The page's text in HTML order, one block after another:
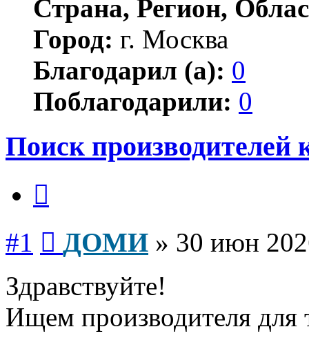
Страна, Регион,
Город: г. Москва
Благодарил (а): 0
Поблагодарили: 0
Поиск
#1 ДОМИ » 30 июн
Здравствуйте!
Ищем производителя для